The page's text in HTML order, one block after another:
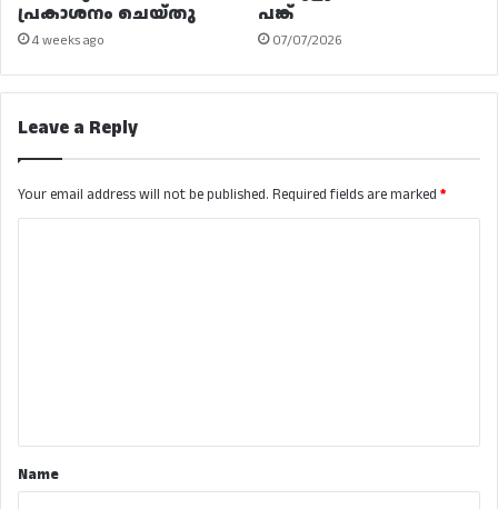
പ്രകാശനം ചെയ്തു
4 weeks ago
പങ്ക്
07/07/2026
Leave a Reply
Your email address will not be published. Required fields are marked *
*Name